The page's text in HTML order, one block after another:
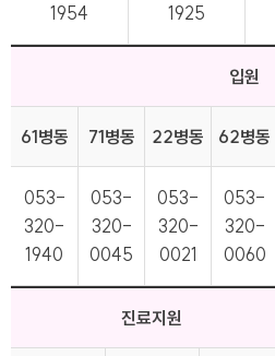
1954
1925
입원
61병동 71병동 22병동 62병동
053-
320-
1940
053-
320-
0045
053-
320-
0021
053-
320-
0060
진료지원